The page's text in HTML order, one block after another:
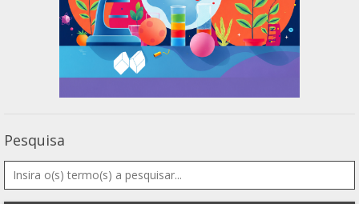
Pesquisa